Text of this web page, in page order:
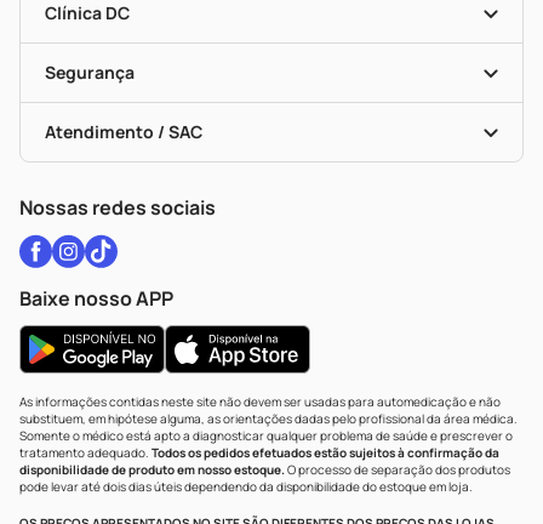
Dermaclub
Cupons E Ofertas
Black Friday
Recompra Programada
Alomed
Formas De Pagamento
Troca E Devolução
Bulas De A A Z
Políticas De Marketplace
Clínica DC
Serviços Farmacêuticos
Testes Rápidos
Autoteste Covid-19
Vacinas
Segurança
Portal Da Privacidade
Atendimento / SAC
Nossas redes sociais
Baixe nosso APP
As informações contidas neste site não devem ser usadas para automedicação e não
substituem, em hipótese alguma, as orientações dadas pelo profissional da área médica.
Somente o médico está apto a diagnosticar qualquer problema de saúde e prescrever o
tratamento adequado. Todos os pedidos efetuados estão sujeitos à confirmação da
disponibilidade de produto em nosso estoque.O processo de separação dos produtos
pode levar até dois dias úteis dependendo da disponibilidade do estoque em loja.